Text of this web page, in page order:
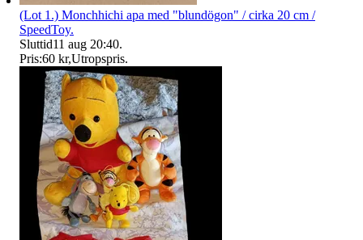
(Lot 1.) Monchhichi apa med "blundögon" / cirka 20 cm /
SpeedToy.
Sluttid11 aug 20:40.
Pris:60 kr,Utropspris.